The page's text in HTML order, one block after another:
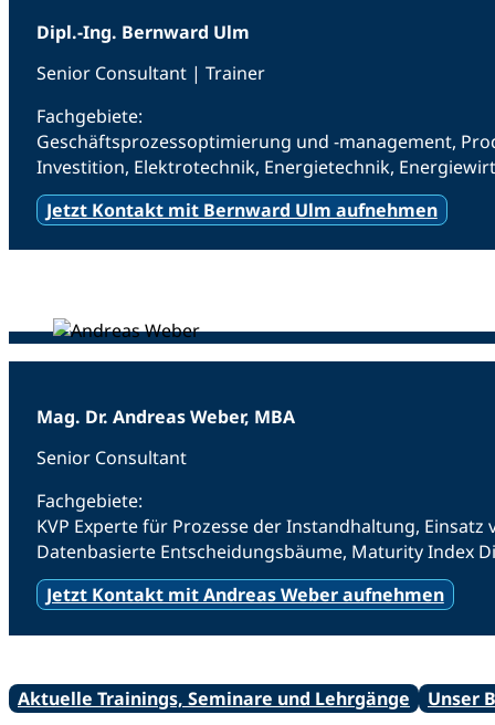
Dipl.-Ing. Bernward Ulm
Senior Consultant | Trainer
Fachgebiete:
Geschäftsprozessoptimierung und -management,
Investition, Elektrotechnik, Energietechnik,
Jetzt Kontakt mit Bernward Ulm aufnehmen
Mag. Dr. Andreas Weber, MBA
Senior Consultant
Fachgebiete:
KVP Experte für Prozesse der Instandhaltung,
Datenbasierte Entscheidungsbäume, Maturity Index
Jetzt Kontakt mit Andreas Weber aufnehmen
Aktuelle Trainings, Seminare und Lehrgänge Unser